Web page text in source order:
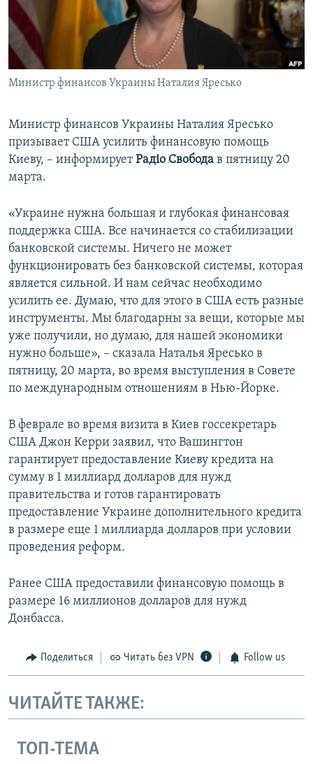
ПОБЕДИТЕЛЕЙ НЕ СУДЯТ?
КРЫМ.НЕПОКОРЕННЫЙ
ELIFBE
УКРАИНСКАЯ ПРОБЛЕМА КРЫМА
ПРИСОЕДИНЯЙТЕСЬ!
Министр финансов Украины Наталия Яресько
Министр финансов Украины Наталия Яресько
призывает США усилить финансовую помощь
Киеву, – информируетРадіо Свобода в пятницу 20
марта.
«Украине нужна большая и глубокая финансовая
поддержка США. Все начинается со стабилизации
банковской системы. Ничего не может
функционировать без банковской системы, которая
является сильной. И нам сейчас необходимо
усилить ее. Думаю, что для этого в США есть разные
инструменты. Мы благодарны за вещи, которые мы
уже получили, но думаю, для нашей экономики
нужно больше», – сказала Наталья Яресько в
пятницу, 20 марта, во время выступления в Совете
по международным отношениям в Нью-Йорке.
В феврале во время визита в Киев госсекретарь
США Джон Керри заявил, что Вашингтон
гарантирует предоставление Киеву кредита на
сумму в 1 миллиард долларов для нужд
правительства и готов гарантировать
предоставление Украине дополнительного кредита
в размере еще 1 миллиарда долларов при условии
проведения реформ.
Ранее США предоставили финансовую помощь в
размере 16 миллионов долларов для нужд
Донбасса.
Поделиться Читать без VPN Follow us
ЧИТАЙТЕ ТАКЖЕ:
ТОП-ТЕМА